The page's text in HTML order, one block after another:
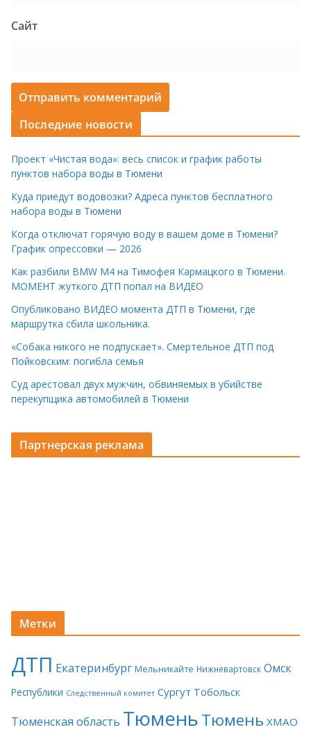
Сайт
Последние новости
Проект «Чистая вода»: весь список и график работы
пунктов набора воды в Тюмени
Куда приедут водовозки? Адреса пунктов бесплатного
набора воды в Тюмени
Когда отключат горячую воду в вашем доме в Тюмени?
График опрессовки — 2026
Как разбили BMW M4 на Тимофея Кармацкого в Тюмени.
МОМЕНТ жуткого ДТП попал на ВИДЕО
Опубликовано ВИДЕО момента ДТП в Тюмени, где
маршрутка сбила школьника.
«Собака никого не подпускает». Смертельное ДТП под
Пойковским: погибла семья
Суд арестовал двух мужчин, обвиняемых в убийстве
перекупщика автомобилей в Тюмени
Партнерская реклама
Метки
ДТП Екатеринбург Мельникайте Нижневартовск Омск
Республики Следственный комитет Сургут Тобольск
Тюменская область ТюменьТюмень ХМАО